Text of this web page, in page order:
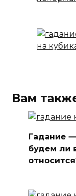
Вам
Гадание
будем ли